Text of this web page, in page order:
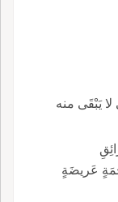
يَبْقَى منه
عَريضَةٍ